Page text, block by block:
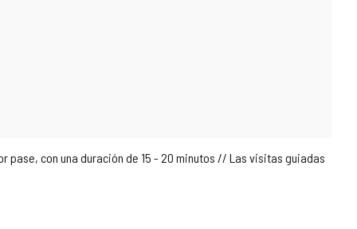
pase, con una duración de 15 - 20 minutos // Las visitas guiadas